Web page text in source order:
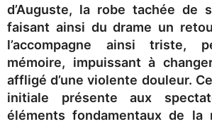
d’Auguste, la robe tachée de
faisant ainsi du drame un
l’accompagne ainsi triste,
mémoire, impuissant à
affligé d’une violente douleur.
initiale présente aux
éléments fondamentaux de la